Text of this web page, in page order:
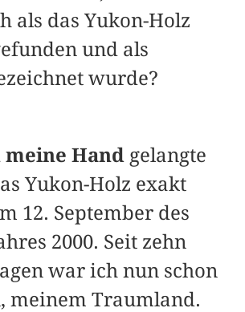
als das Yukon-Holz
und als
wurde?
meine Hand gelangte
Yukon-Holz exakt
12. September des
2000. Seit zehn
war ich nun schon
meinem Traumland.